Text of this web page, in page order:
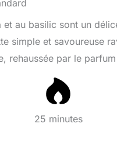
et au basilic sont un
simple et savoureuse
rehaussée par le
25 minutes